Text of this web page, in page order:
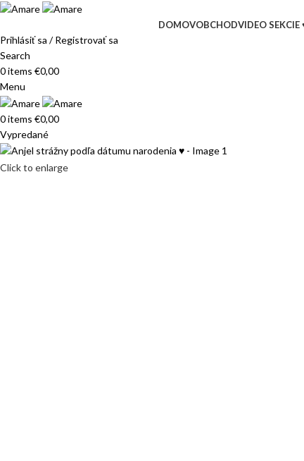
DOMOVOBCHODVIDEO SEKCIE
Prihlásiť sa / Registrovať sa
Search
0items €0,00
Menu
0items €0,00
Vypredané
Click to enlarge